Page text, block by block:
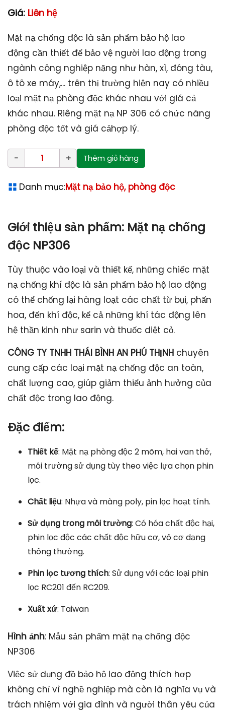
Giá: Liên hệ
Mặt nạ chống độc là sản phẩm bảo hộ lao
động cần thiết để bảo vệ người lao động trong
ngành công nghiệp nặng như hàn, xì, đóng tàu,
ô tô xe máy,... trên thị trường hiện nay có nhiều
loại mặt nạ phòng độc khác nhau với giá cả
khác nhau. Riêng mặt nạ NP 306 có chức năng
phòng độc tốt và giá cảhợp lý.
Thêm giỏ hàng
Danh mục:Mặt nạ bảo hộ, phòng độc
Giới thiệu sản phẩm: Mặt nạ chống
độc NP306
Tùy thuộc vào loại và thiết kế, những chiếc mặt
nạ chống khí độc là sản phẩm bảo hộ lao động
có thể chống lại hàng loạt các chất từ bụi, phấn
hoa, đến khí độc, kể cả những khí tác động lên
hệ thần kinh như sarin và thuốc diệt cỏ.
CÔNG TY TNHH THÁI BÌNH AN PHÚ THỊNH chuyên
cung cấp các loại mặt nạ chống độc an toàn,
chất lượng cao, giúp giảm thiểu ảnh hưởng của
chất độc trong lao động.
Đặc điểm:
Thiết kế: Mặt nạ phòng độc 2 mõm, hai van thở,
môi trường sử dụng tùy theo việc lựa chọn phin
lọc.
Chất liệu: Nhựa và màng poly, pin lọc hoạt tính.
Sử dụng trong môi trường: Có hóa chất độc hại,
phin lọc độc các chất độc hữu cơ, vô cơ dạng
thông thường.
Phin lọc tương thích: Sử dụng với các loại phin
lọc RC201 đến RC209.
Xuất xứ: Taiwan
Hình ảnh: Mẫu sản phẩm mặt nạ chống độc
NP306
Việc sử dụng đồ bảo hộ lao động thích hợp
không chỉ vì nghề nghiệp mà còn là nghĩa vụ và
trách nhiệm với gia đình và người thân yêu của